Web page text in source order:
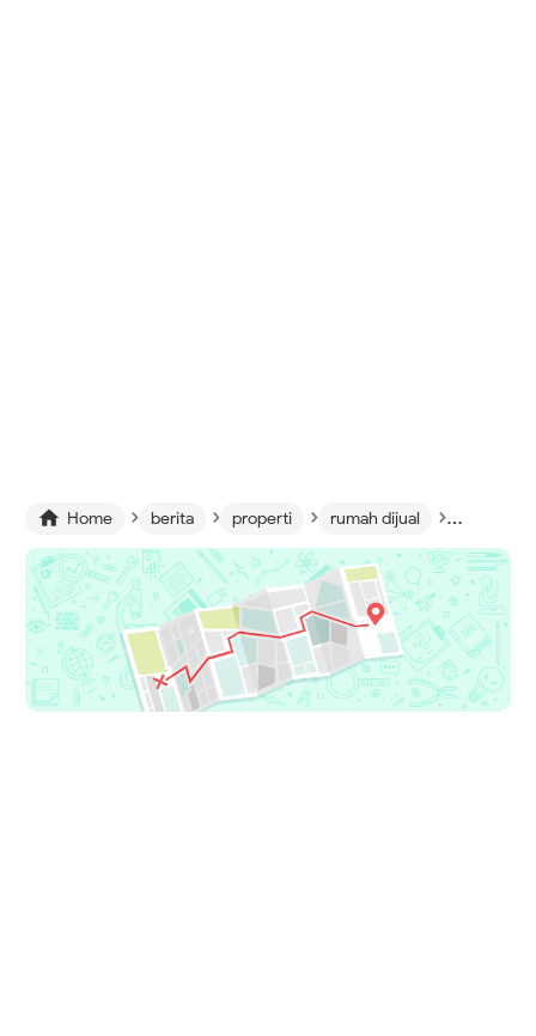
 Home › berita › properti › rumah dijual › tips